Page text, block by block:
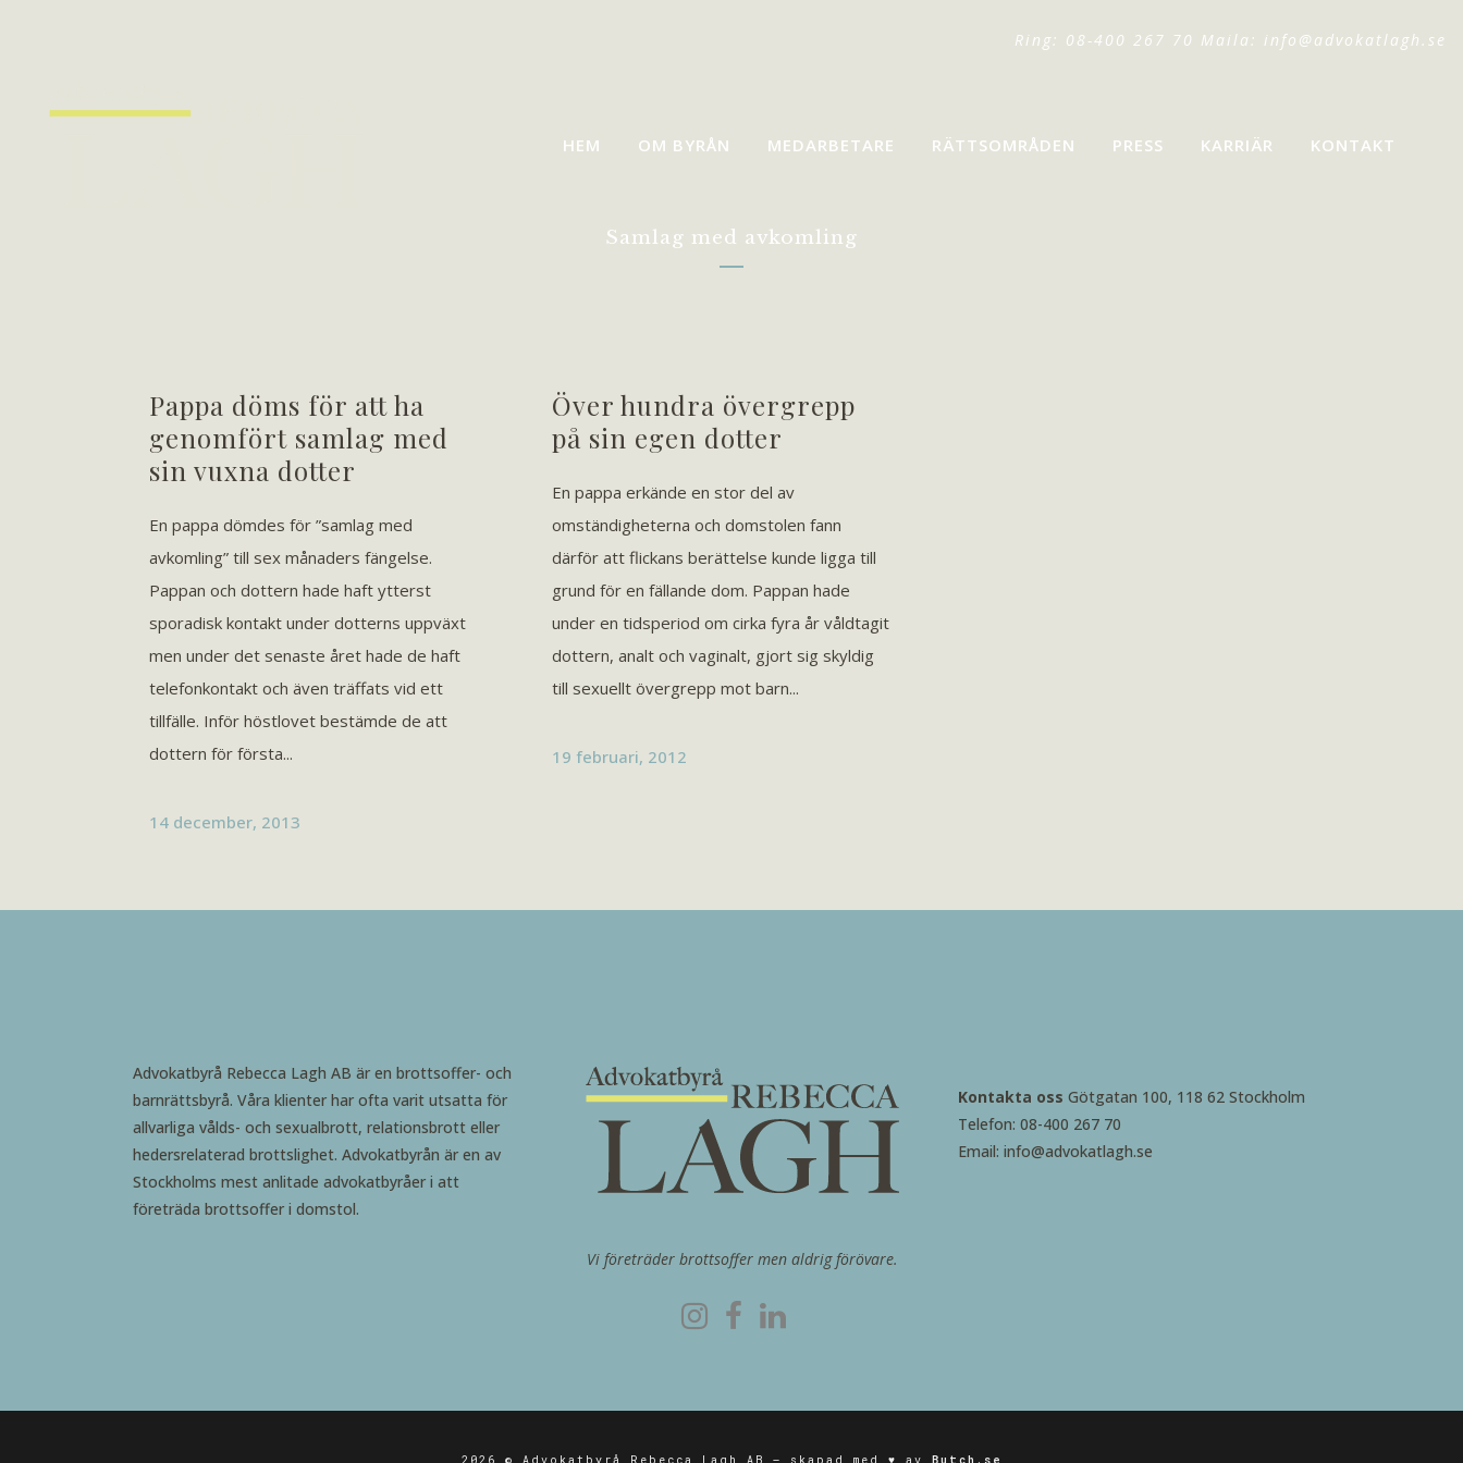
Ring: 08-400 267 70 Maila: info@advokatlagh.se
HEM OM BYRÅN MEDARBETARE RÄTTSOMRÅDEN PRESS KARRIÄR KONTAKT
Samlag med avkomling
Pappa döms för att ha
genomfört samlag med
sin vuxna dotter
En pappa dömdes för ”samlag med
avkomling” till sex månaders fängelse.
Pappan och dottern hade haft ytterst
sporadisk kontakt under dotterns uppväxt
men under det senaste året hade de haft
telefonkontakt och även träffats vid ett
tillfälle. Inför höstlovet bestämde de att
dottern för första...
14 december, 2013
Över hundra övergrepp
på sin egen dotter
En pappa erkände en stor del av
omständigheterna och domstolen fann
därför att flickans berättelse kunde ligga till
grund för en fällande dom. Pappan hade
under en tidsperiod om cirka fyra år våldtagit
dottern, analt och vaginalt, gjort sig skyldig
till sexuellt övergrepp mot barn...
19 februari, 2012
Advokatbyrå Rebecca Lagh AB är en brottsoffer- och
barnrättsbyrå. Våra klienter har ofta varit utsatta för
allvarliga vålds- och sexualbrott, relationsbrott eller
hedersrelaterad brottslighet. Advokatbyrån är en av
Stockholms mest anlitade advokatbyråer i att
företräda brottsoffer i domstol.
Vi företräder brottsoffer men aldrig förövare.
Kontakta oss Götgatan 100, 118 62 Stockholm
Telefon: 08-400 267 70
Email: info@advokatlagh.se